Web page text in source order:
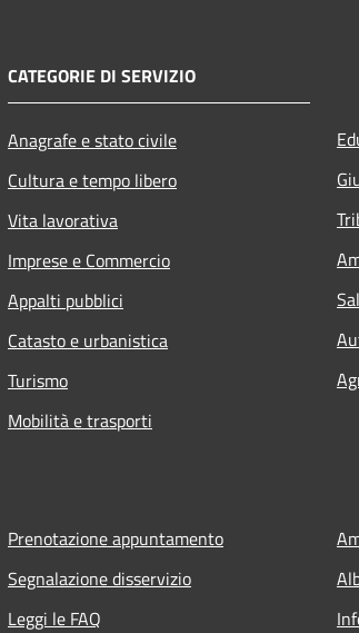
CATEGORIE DI SERVIZIO
Anagrafe e stato civile
Cultura e tempo libero
Vita lavorativa
Imprese e Commercio
Appalti pubblici
Catasto e urbanistica
Turismo
Mobilità e trasporti
Prenotazione appuntamento
Segnalazione disservizio
Leggi le FAQ